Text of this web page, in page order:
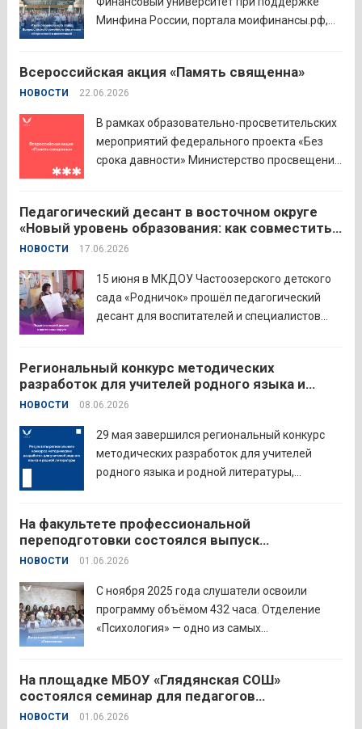
Минфина России, портала моифинансы.рф,
семейного фестиваля сбережений и
инвестиций. В Курганской области
филиал Финуниверситета. 16 семей-
победителей... Читать дальше
Всероссийская акция «Память священна»
НОВОСТИ 22.06.2026
В рамках образовательно-просветительских
мероприятий федерального проекта «Без
срока давности» Министерство просвещения
проводят всероссийскую акцию «Память
священна». 22 июня 2026 года Россия
отмечает 85-ю годовщину начала Великой
Отечественной войны. Просим на страницах
школ в...
Педагогический десант в восточном округе
«Новый уровень образования: как совместить
качество и эффективность»
НОВОСТИ 17.06.2026
15 июня в МКДОУ Частоозерского детского
сада «Родничок» прошёл педагогический
десант для воспитателей и специалистов
педагогов восточного округа для повышения
профессиональных компетенций и
знакомства с актуальными подходами к
работе с детьми....
Региональный конкурс методических
разработок для учителей родного языка и
родной литературы
НОВОСТИ 08.06.2026
29 мая завершился региональный конкурс
методических разработок для учителей
родного языка и родной литературы,
инновационными подходами в
преподавании родного языка и родной
литературы. Цели конкурса: — выявление и
распространение передового
педагогического...
Читать дальше
На факультете профессиональной
переподготовки состоялся выпуск
слушателей отделения «Психология»
НОВОСТИ 01.06.2026
С ноября 2025 года слушатели освоили
программу объёмом 432 часа. Отделение
«Психология» — одно из самых
квалифицированных педагогов-психологов в
общеобразовательных организациях. Все
выпускники успешно прошли итоговую
На площадке МБОУ «Глядянская СОШ»
состоялся семинар для педагогов
Центрального образовательного округа
НОВОСТИ 01.06.2026